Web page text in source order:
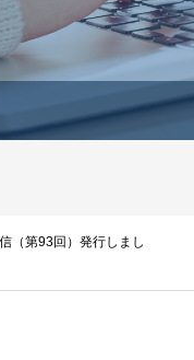
（第93回）発行しまし